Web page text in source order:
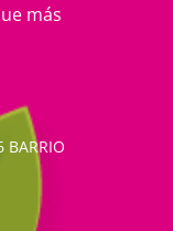
más
BARRIO